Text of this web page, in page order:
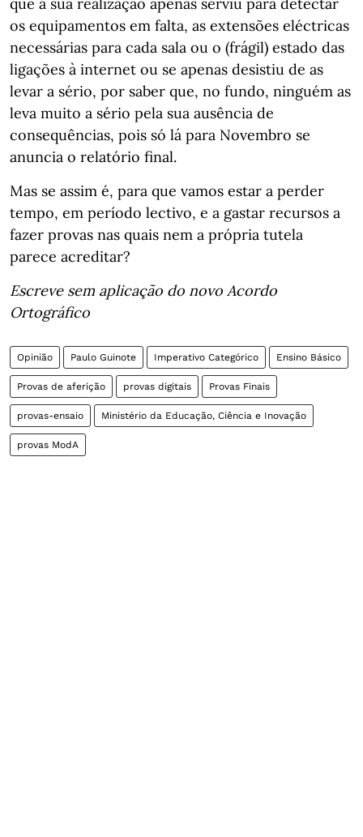
os equipamentos em falta, as extensões eléctricas
necessárias para cada sala ou o (frágil) estado das
ligações à internet ou se apenas desistiu de as
levar a sério, por saber que, no fundo, ninguém as
leva muito a sério pela sua ausência de
consequências, pois só lá para Novembro se
anuncia o relatório final.
Mas se assim é, para que vamos estar a perder
tempo, em período lectivo, e a gastar recursos a
fazer provas nas quais nem a própria tutela
parece acreditar?
Escreve sem aplicação do novo Acordo
Ortográfico
Opinião Paulo Guinote Imperativo Categórico Ensino Básico
Provas de aferição provas digitais Provas Finais
provas-ensaio Ministério da Educação, Ciência e Inovação
provas ModA